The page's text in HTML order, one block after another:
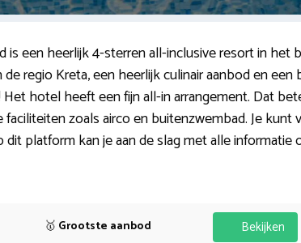
is een heerlijk 4-sterren all-inclusive resort in
de regio Kreta, een heerlijk culinair aanbod en
hotel heeft een fijn all-in arrangement. Dat
faciliteiten zoals airco en buitenzwembad. Je
platform kan je aan de slag met alle informatie
🥇 Grootste aanbod Bekijken